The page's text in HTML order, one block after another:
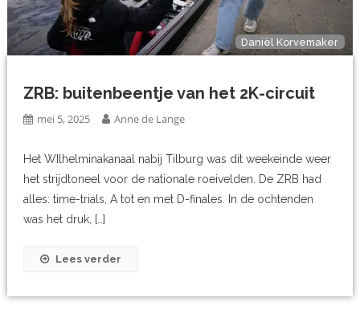
Daniël Korvemaker
ZRB: buitenbeentje van het 2K-circuit
mei 5, 2025 Anne de Lange
Het WIlhelminakanaal nabij Tilburg was dit weekeinde weer
het strijdtoneel voor de nationale roeivelden. De ZRB had
alles: time-trials, A tot en met D-finales. In de ochtenden
was het druk, […]
Lees verder